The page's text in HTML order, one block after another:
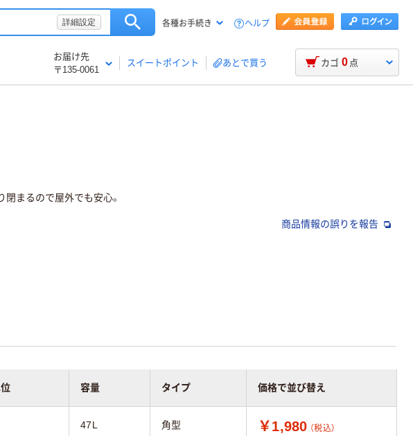
詳細設定 各種お手続き ヘルプ
お届け先
〒135-0061
スイートポイント あとで買う カゴ 0 点
まるので屋外でも安心。
商品情報の誤りを報告
容量 タイプ 価格で並び替え
47L 角型 ￥1,980 （税込）